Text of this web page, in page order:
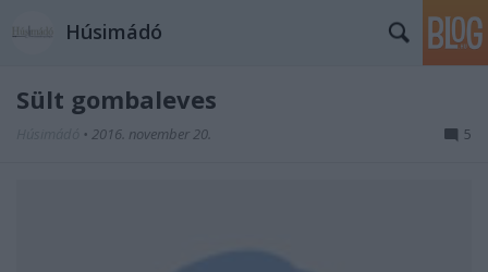
Húsimádó
Sült gombaleves
• 2016. november 20. 5